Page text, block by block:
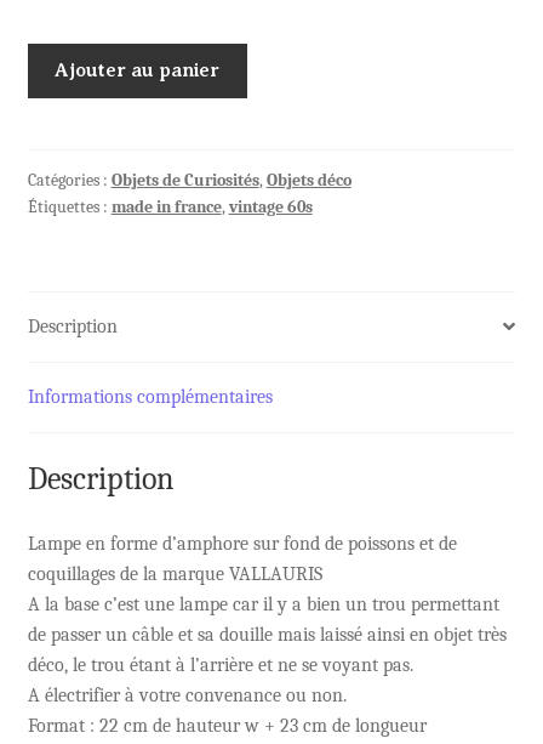
&
coquillages
Ajouter au panier
Catégories : Objets de Curiosités,Objets déco
Étiquettes : made in france,vintage 60s
Description
Informations complémentaires
Description
Lampe en forme d’amphore sur fond de poissons et de
coquillages de la marque VALLAURIS
A la base c’est une lampe car il y a bien un trou permettant
de passer un câble et sa douille mais laissé ainsi en objet très
déco, le trou étant à l’arrière et ne se voyant pas.
A électrifier à votre convenance ou non.
Format : 22 cm de hauteur w + 23 cm de longueur